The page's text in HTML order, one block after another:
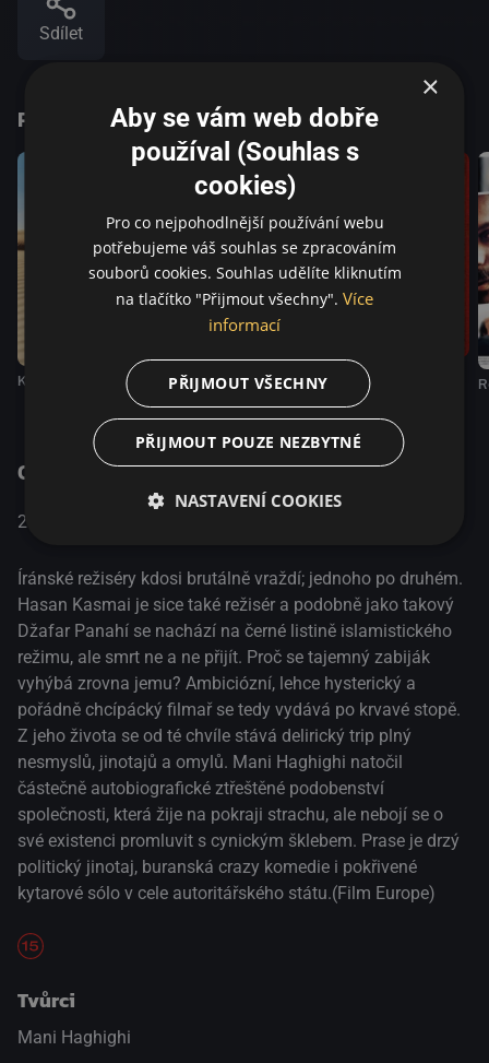
nesmyslů, jinotajů a omylů. Mani Haghighi natočil
částečně autobiografické ztřeštěné podobenství
své existenci promluvit s cynickým šklebem. Prase je drzý
politický jinotaj, buranská crazy komedie i pokřivené
kytarové sólo v cele autoritářského státu.(Film Europe)
Sdílet
Podobné tituly
Kandahár Sex a filozofie Svatý pavouk
O pořadu
2018
Komedie / Krimi / Drama / Mysteriózní /
Íránské režiséry kdosi brutálně vraždí; jednoho po druhém.
Hasan Kasmai je sice také režisér a podobně jako takový
Džafar Panahí se nachází na černé listině islamistického
režimu, ale smrt ne a ne přijít. Proč se tajemný zabiják
vyhýbá zrovna jemu? Ambiciózní, lehce hysterický a
pořádně chcípácký filmař se tedy vydává po krvavé stopě.
Z jeho života se od té chvíle stává delirický trip plný
nesmyslů, jinotajů a omylů. Mani Haghighi natočil
částečně autobiografické ztřeštěné podobenství
společnosti, která žije na pokraji strachu, ale nebojí se o
své existenci promluvit s cynickým šklebem. Prase je drzý
politický jinotaj, buranská crazy komedie i pokřivené
kytarové sólo v cele autoritářského státu.(Film Europe)
Tvůrci
Mani Haghighi
×
Aby se vám web dobře
používal (Souhlas s
cookies)
Pro co nejpohodlnější používání webu
potřebujeme váš souhlas se zpracováním
souborů cookies. Souhlas udělíte kliknutím
na tlačítko "Přijmout všechny". Více
informací
PŘIJMOUT VŠECHNY
PŘIJMOUT POUZE NEZBYTNÉ
NASTAVENÍ COOKIES